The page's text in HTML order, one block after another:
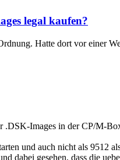
legal kaufen?
Hatte dort vor einer
.DSK-Images in der CP/M-
und auch nicht als 9512
dabei gesehen, dass die